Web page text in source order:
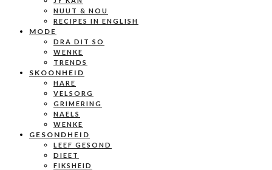
NUUT & NOU
RECIPES IN ENGLISH
MODE
DRA DIT SO
WENKE
TRENDS
SKOONHEID
HARE
VELSORG
GRIMERING
NAELS
WENKE
GESONDHEID
LEEF GESOND
DIEET
FIKSHEID